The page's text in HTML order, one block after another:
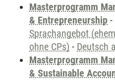
Masterprogramm
& Entrepreneurship -
Sprachangebot
ohne CPs) - Deutsch
Masterprogramm
& Sustainable